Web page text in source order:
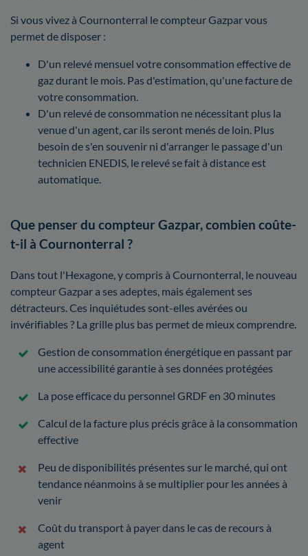
Si vous vivez à Cournonterral le compteur Gazpar vous
permet de disposer :
D'un relevé mensuel votre consommation effective de
gaz durant le mois. Pas d'estimation, qu'une facture de
votre consommation.
D'un relevé de consommation ne nécessitant plus la
venue d'un agent, car ils seront menés de loin. Plus
besoin de s'en souvenir ni d'arranger le passage d'un
technicien ENEDIS, le relevé se fait à distance est
automatique.
Que penser du compteur Gazpar, combien coûte-
t-il à Cournonterral ?
Dans tout l'Hexagone, y compris à Cournonterral, le nouveau
compteur Gazpar a ses adeptes, mais également ses
détracteurs. Ces inquiétudes sont-elles avérées ou
invérifiables ? La grille plus bas permet de mieux comprendre.
Gestion de consommation énergétique en passant par
une accessibilité garantie à ses données protégées
La pose efficace du personnel GRDF en 30 minutes
Calcul de la facture plus précis grâce à la consommation
effective
Peu de disponibilités présentes sur le marché, qui ont
tendance néanmoins à se multiplier pour les années à
venir
Coût du transport à payer dans le cas de recours à
agent